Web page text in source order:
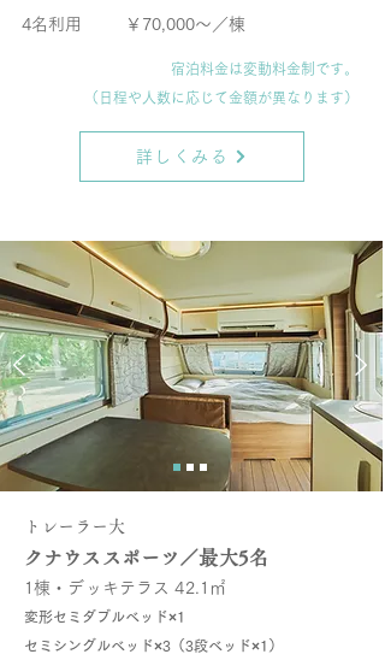
4名利用 ￥70,000～／棟
宿泊料金は変動料金制です。
（日程や人数に応じて 金額が異なります）
詳しくみる
トレーラー大
クナウススポーツ／最大5名
1棟・デッキテラス 42.1㎡
変形セミダブルベッド×1
セミシングルベッド×3（3段ベッド×1）